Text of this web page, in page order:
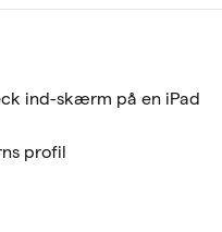
ind-skærm på en iPad
profil